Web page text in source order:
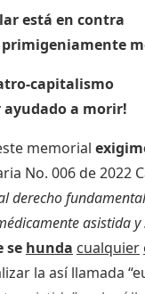
está en contra
capitalismo
ayudado a morir!
memorial
No. 006 de 2022
derecho
asistida y
se hunda cualquier
la así llamada